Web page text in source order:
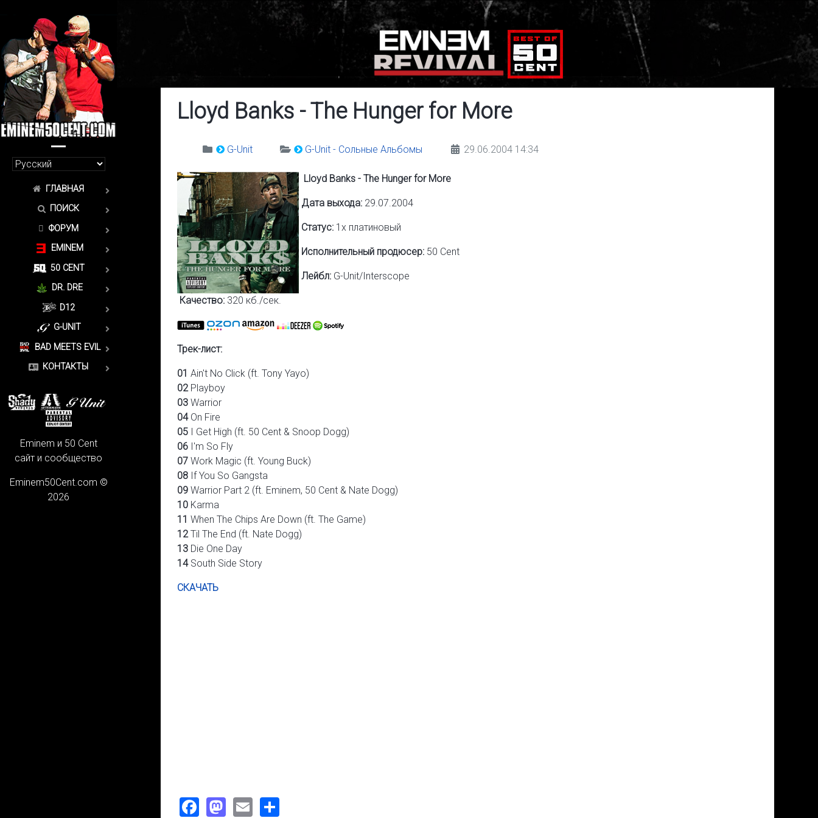
Lloyd Banks - The Hunger for More
G-Unit G-Unit - Сольные Альбомы 29.06.2004 14:34
Lloyd Banks - The Hunger for More
Дата выхода: 29.07.2004
Статус: 1х платиновый
Исполнительный продюсер: 50 Cent
Лейбл: G-Unit/Interscope
Качество: 320 кб./сек.
Трек-лист:
01 Ain't No Click (ft. Tony Yayo)
02Playboy
03 Warrior
04On Fire
05 I Get High (ft. 50 Cent & Snoop Dogg)
06 I'm So Fly
07 Work Magic (ft. Young Buck)
08 If You So Gangsta
09 Warrior Part 2 (ft. Eminem, 50 Cent & Nate Dogg)
10 Karma
11 When The Chips Are Down (ft. The Game)
12Til The End (ft. Nate Dogg)
13 Die One Day
14South Side Story
СКАЧАТЬ
Facebook
Mastodon
Email
ГЛАВНАЯ
ПОИСК
ФОРУМ
EMINEM
50 CENT
DR. DRE
D12
G-UNIT
BAD MEETS EVIL
КОНТАКТЫ
Eminem и 50 Cent
сайт и сообщество
Eminem50Cent.com ©
2026